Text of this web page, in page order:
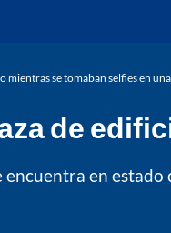
mientras se tomaban selfies en
de
en